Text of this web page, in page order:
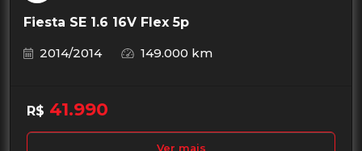
Fiesta SE 1.6 16V Flex 5p
2014/2014
149.000 km
R$ 41.990
Ver mais